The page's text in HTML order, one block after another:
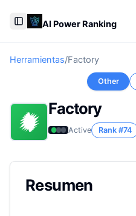
Toggle Sidebar
AI Power Ranking
Herramientas/Factory
Other
Factory
Active Rank #74
Resumen